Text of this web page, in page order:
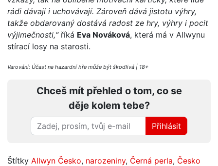
rádi dávají i uchovávají. Zároveň dává jistotu výhry,
takže obdarovaný dostává radost ze hry, výhry i pocit
výjimečnosti,“říká Eva Nováková, která má v Allwynu
stírací losy na starosti.
Varování: Účast na hazardní hře může být škodlivá | 18+
Chceš mít přehled o tom, co se
děje kolem tebe?
Přihlásit
Štítky Allwyn Česko, narozeniny, Černá perla, Česko